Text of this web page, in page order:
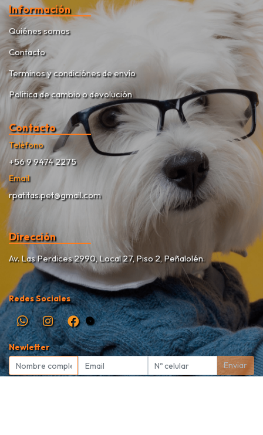
Información
Quiénes somos
Contacto
Terminos y condiciónes de envío
Política de cambio o devolución
Contacto
Teléfono
+56 9 9474 2275
Email
rpatitas.pet@gmail.com
Dirección
Av. Las Perdices 2990, Local 27, Piso 2, Peñalolén.
Redes Sociales
Newletter
Enviar